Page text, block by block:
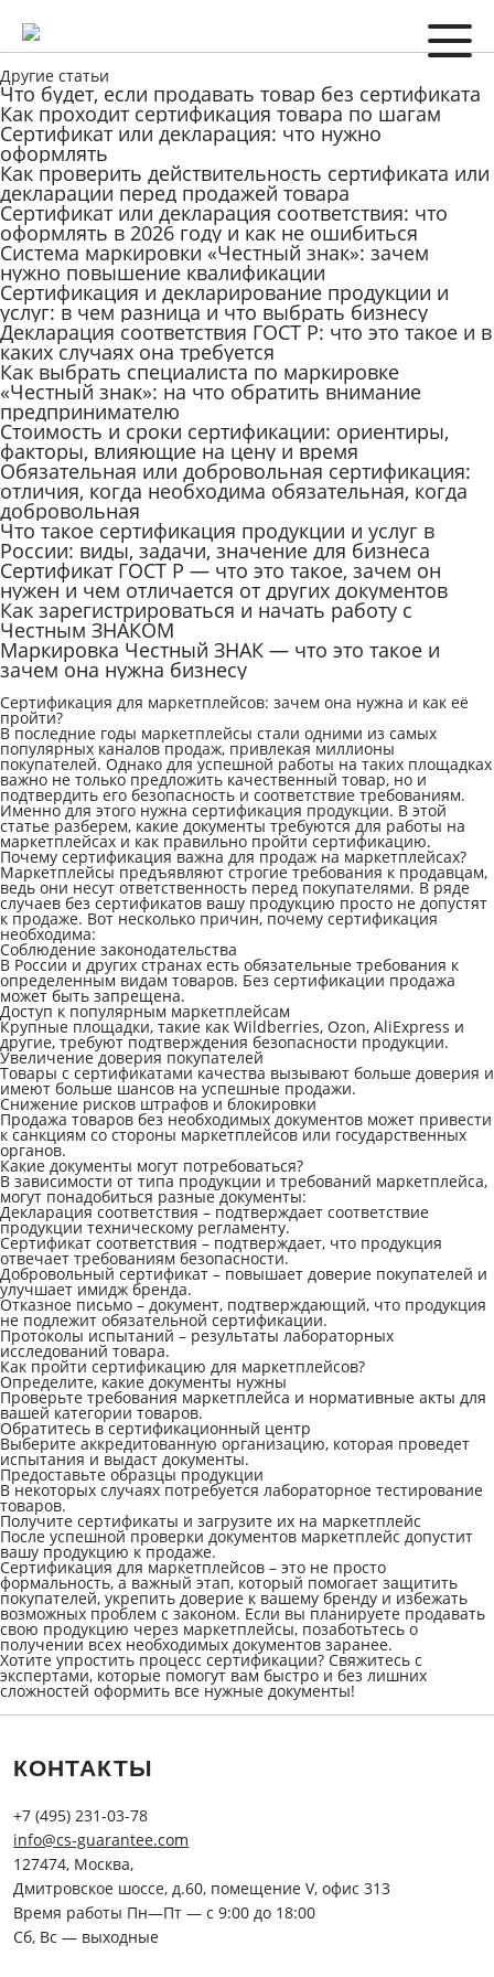
Другие статьи
Что будет, если продавать товар без сертификата
Как проходит сертификация товара по шагам
Сертификат или декларация: что нужно
оформлять
Как проверить действительность сертификата или
декларации перед продажей товара
Сертификат или декларация соответствия: что
оформлять в 2026 году и как не ошибиться
Система маркировки «Честный знак»: зачем
нужно повышение квалификации
Сертификация и декларирование продукции и
услуг: в чем разница и что выбрать бизнесу
Декларация соответствия ГОСТ Р: что это такое и в
каких случаях она требуется
Как выбрать специалиста по маркировке
«Честный знак»: на что обратить внимание
предпринимателю
Стоимость и сроки сертификации: ориентиры,
факторы, влияющие на цену и время
Обязательная или добровольная сертификация:
отличия, когда необходима обязательная, когда
добровольная
Что такое сертификация продукции и услуг в
России: виды, задачи, значение для бизнеса
Сертификат ГОСТ Р — что это такое, зачем он
нужен и чем отличается от других документов
Как зарегистрироваться и начать работу с
Честным ЗНАКОМ
Маркировка Честный ЗНАК — что это такое и
зачем она нужна бизнесу
Сертификация для маркетплейсов: зачем она нужна и как её
пройти?
В последние годы маркетплейсы стали одними из самых
популярных каналов продаж, привлекая миллионы
покупателей. Однако для успешной работы на таких площадках
важно не только предложить качественный товар, но и
подтвердить его безопасность и соответствие требованиям.
Именно для этого нужна сертификация продукции. В этой
статье разберем, какие документы требуются для работы на
маркетплейсах и как правильно пройти сертификацию.
Почему сертификация важна для продаж на маркетплейсах?
Маркетплейсы предъявляют строгие требования к продавцам,
ведь они несут ответственность перед покупателями. В ряде
случаев без сертификатов вашу продукцию просто не допустят
к продаже. Вот несколько причин, почему сертификация
необходима:
Соблюдение законодательства
В России и других странах есть обязательные требования к
определенным видам товаров. Без сертификации продажа
может быть запрещена.
Доступ к популярным маркетплейсам
Крупные площадки, такие как Wildberries, Ozon, AliExpress и
другие, требуют подтверждения безопасности продукции.
Увеличение доверия покупателей
Товары с сертификатами качества вызывают больше доверия и
имеют больше шансов на успешные продажи.
Снижение рисков штрафов и блокировки
Продажа товаров без необходимых документов может привести
к санкциям со стороны маркетплейсов или государственных
органов.
Какие документы могут потребоваться?
В зависимости от типа продукции и требований маркетплейса,
могут понадобиться разные документы:
Декларация соответствия – подтверждает соответствие
продукции техническому регламенту.
Сертификат соответствия – подтверждает, что продукция
отвечает требованиям безопасности.
Добровольный сертификат – повышает доверие покупателей и
улучшает имидж бренда.
Отказное письмо – документ, подтверждающий, что продукция
не подлежит обязательной сертификации.
Протоколы испытаний – результаты лабораторных
исследований товара.
Как пройти сертификацию для маркетплейсов?
Определите, какие документы нужны
Проверьте требования маркетплейса и нормативные акты для
вашей категории товаров.
Обратитесь в сертификационный центр
Выберите аккредитованную организацию, которая проведет
испытания и выдаст документы.
Предоставьте образцы продукции
В некоторых случаях потребуется лабораторное тестирование
товаров.
Получите сертификаты и загрузите их на маркетплейс
После успешной проверки документов маркетплейс допустит
вашу продукцию к продаже.
Сертификация для маркетплейсов – это не просто
формальность, а важный этап, который помогает защитить
покупателей, укрепить доверие к вашему бренду и избежать
возможных проблем с законом. Если вы планируете продавать
свою продукцию через маркетплейсы, позаботьтесь о
получении всех необходимых документов заранее.
Хотите упростить процесс сертификации? Свяжитесь с
экспертами, которые помогут вам быстро и без лишних
сложностей оформить все нужные документы!
КОНТАКТЫ
+7 (495) 231-03-78
info@cs-guarantee.com
127474, Москва,
Дмитровское шоссе, д.60, помещение V, офис 313
Время работы Пн—Пт — с 9:00 до 18:00
Сб, Вс — выходные